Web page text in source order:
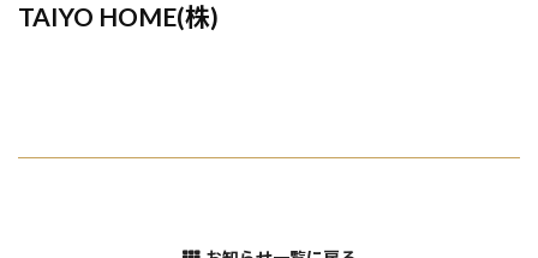
TAIYO HOME(株)